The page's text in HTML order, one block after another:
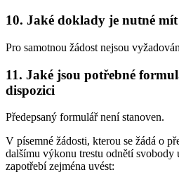
10. Jaké doklady je nutné mít
Pro samotnou žádost nejsou
11. Jaké jsou potřebné
dispozici
Předepsaný formulář není stanoven.
V písemné žádosti, kterou se žádá o
dalšímu výkonu trestu odnětí svobody
zapotřebí zejména uvést: